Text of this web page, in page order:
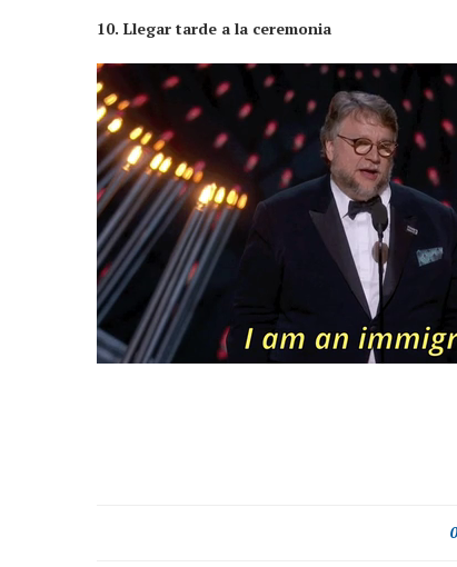
10. Llegar tarde a la ceremonia
0